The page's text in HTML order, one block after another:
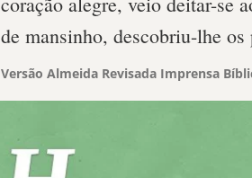
de mansinho, descobriu-lhe os
Versão Almeida Revisada Imprensa